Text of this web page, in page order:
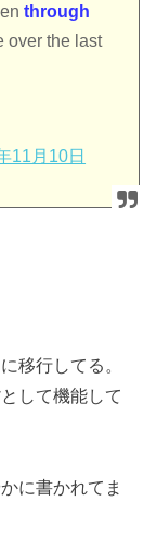
through
over the last
11月10日
移行してる。
して機能して
に書かれてま